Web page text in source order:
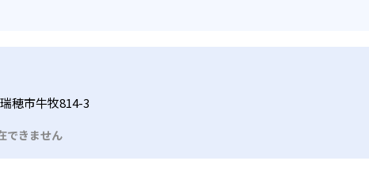
穂市牛牧814-3
できません